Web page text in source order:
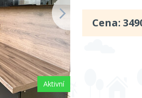
Aktivní
Cena: